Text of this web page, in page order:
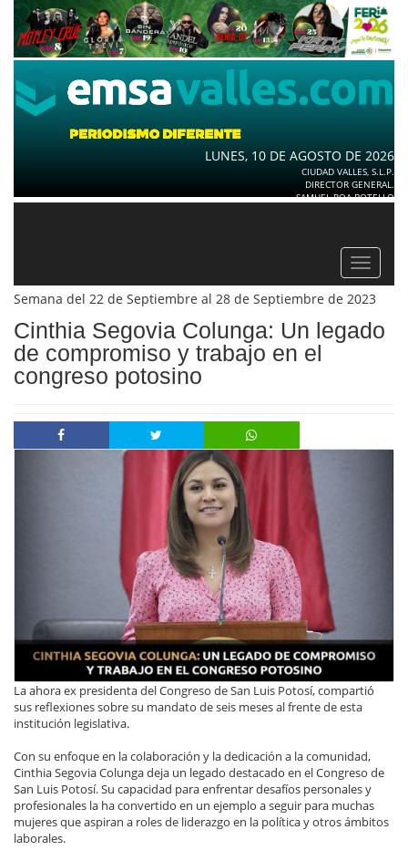
LUNES, 10 DE AGOSTO DE 2026
CIUDAD VALLES, S.L.P.
DIRECTOR GENERAL.
SAMUEL ROA BOTELLO
Toggle
Semana del 22 de Septiembre al 28 de Septiembre de 2023
Cinthia Segovia Colunga: Un legado
de compromiso y trabajo en el
congreso potosino
La ahora ex presidenta del Congreso de San Luis Potosí, compartió
sus reflexiones sobre su mandato de seis meses al frente de esta
institución legislativa.
Con su enfoque en la colaboración y la dedicación a la comunidad,
Cinthia Segovia Colunga deja un legado destacado en el Congreso de
San Luis Potosí. Su capacidad para enfrentar desafíos personales y
profesionales la ha convertido en un ejemplo a seguir para muchas
mujeres que aspiran a roles de liderazgo en la política y otros ámbitos
laborales.